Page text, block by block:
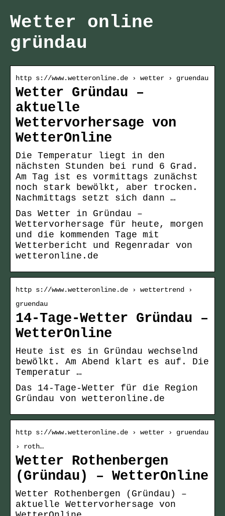
Wetter online
gründau
http s://www.wetteronline.de › wetter › gruendau
Wetter Gründau –
aktuelle
Wettervorhersage von
WetterOnline
Die Temperatur liegt in den
nächsten Stunden bei rund 6 Grad.
Am Tag ist es vormittags zunächst
noch stark bewölkt, aber trocken.
Nachmittags setzt sich dann …
Das Wetter in Gründau –
Wettervorhersage für heute, morgen
und die kommenden Tage mit
Wetterbericht und Regenradar von
wetteronline.de
http s://www.wetteronline.de › wettertrend ›
gruendau
14-Tage-Wetter Gründau –
WetterOnline
Heute ist es in Gründau wechselnd
bewölkt. Am Abend klart es auf. Die
Temperatur …
Das 14-Tage-Wetter für die Region
Gründau von wetteronline.de
http s://www.wetteronline.de › wetter › gruendau
› roth…
Wetter Rothenbergen
(Gründau) – WetterOnline
Wetter Rothenbergen (Gründau) –
aktuelle Wettervorhersage von